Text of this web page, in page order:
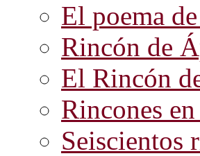
El poema
Rincón de
El Rincón
Rincones
Seiscientos